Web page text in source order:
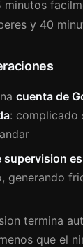
minutos
y 40
cuenta de
: complicado
supervision
generando
termina
que el